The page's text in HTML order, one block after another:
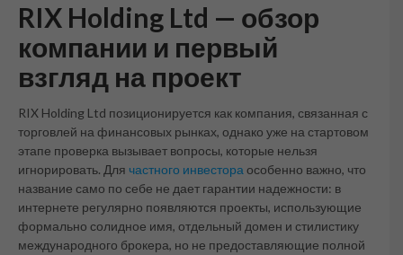
RIX Holding Ltd — обзор
компании и первый
взгляд на проект
RIX Holding Ltd позиционируется как компания, связанная с
торговлей на финансовых рынках, однако уже на стартовом
этапе проверка вызывает вопросы, которые нельзя
игнорировать. Для частного инвестора особенно важно, что
название само по себе не дает гарантии надежности: в
интернете регулярно появляются проекты, использующие
формально солидное имя, отдельный домен и стилистику
международного брокера, но не предоставляющие полной